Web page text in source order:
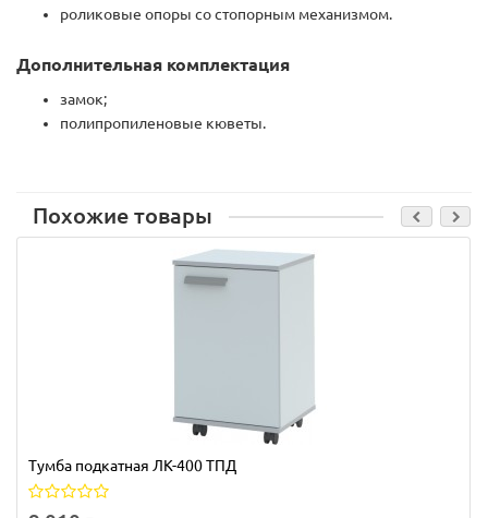
роликовые опоры со стопорным механизмом.
Дополнительная комплектация
замок;
полипропиленовые кюветы.
Похожие товары
Тумба подкатная ЛК-400 ТПД